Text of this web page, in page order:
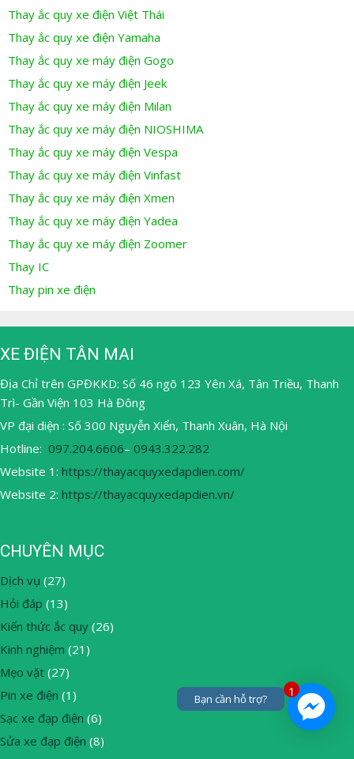
Thay ắc quy xe điện Việt Thái
Thay ắc quy xe điện Yamaha
Thay ắc quy xe máy điện Gogo
Thay ắc quy xe máy điện Jeek
Thay ắc quy xe máy điện Milan
Thay ắc quy xe máy điện NIOSHIMA
Thay ắc quy xe máy điện Vespa
Thay ắc quy xe máy điện Vinfast
Thay ắc quy xe máy điện Xmen
Thay ắc quy xe máy điện Yadea
Thay ắc quy xe máy điện Zoomer
Thay IC
Thay pin xe điện
XE ĐIỆN TÂN MAI
Địa Chỉ trên GPĐKKD: Số 46 ngõ 123 Yên Xá, Tân Triều, Thanh
Trì- Gần Viện 103 Hà Đông
VP đại diện : Số 300 Nguyễn Xiển, Thanh Xuân, Hà Nội
Hotline: 097.204.6606– 0943.322.282
Website 1: https://thayacquyxedapdien.com/
Website 2: https://thayacquyxedapdien.vn/
CHUYÊN MỤC
Dịch vụ (27)
Hỏi đáp (13)
Kiến thức ắc quy (26)
Kinh nghiệm (21)
Mẹo vặt (27)
Pin xe điện (1)
Sạc xe đạp điện (6)
Sửa xe đạp điện (8)
1
Bạn cần hỗ trợ?